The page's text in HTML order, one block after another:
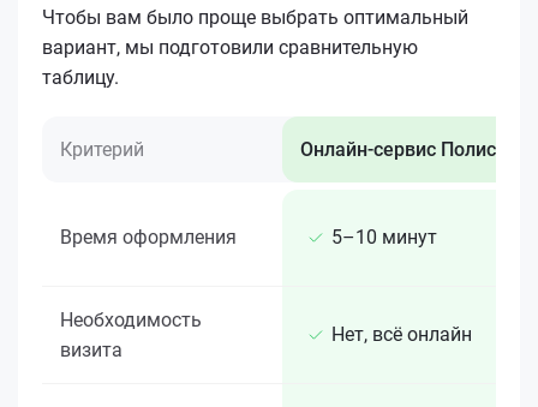
Чтобы вам было проще выбрать оптимальный
вариант, мы подготовили сравнительную
таблицу.
Критерий Онлайн-сервис Полис 812
Время оформления 5–10 минут
Необходимость
визита
Нет, всё онлайн